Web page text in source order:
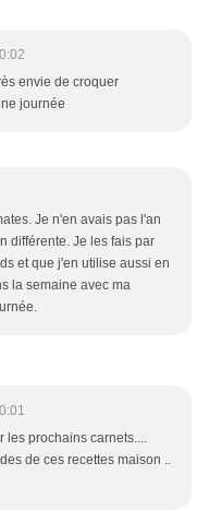
envie de croquer
journée
Je n'en avais pas l'an
différente. Je les fais par
et que j'en utilise aussi en
la semaine avec ma
les prochains carnets....
de ces recettes maison ..